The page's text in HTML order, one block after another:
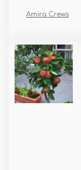
Amira Crews